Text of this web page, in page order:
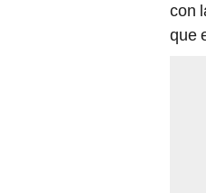
con
que